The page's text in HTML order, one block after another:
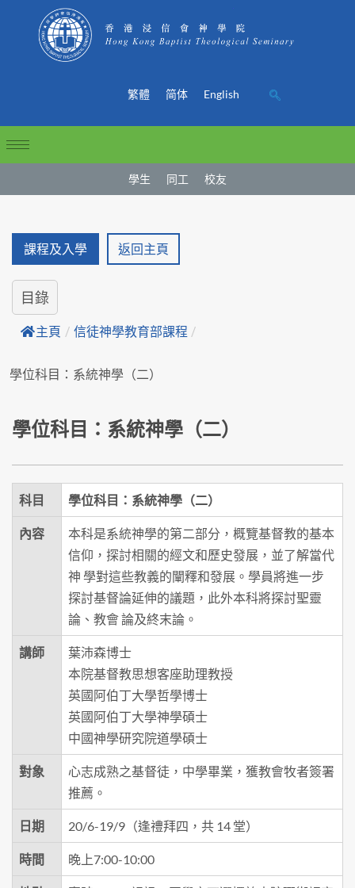
繁體 简体 English
學生 同工 校友
課程及入學 返回主頁
目錄
主頁 / 信徒神學教育部課程 /
學位科目：系統神學（二）
學位科目：系統神學（二）
科目 學位科目：系統神學（二）
內容
本科是系統神學的第二部分，概覽基督教的基本
信仰，探討相關的經文和歷史發展，並了解當代
神 學對這些教義的闡釋和發展。學員將進一步
探討基督論延伸的議題，此外本科將探討聖靈
論、教會 論及終末論。
講師
葉沛森博士
本院基督教思想客座助理教授
英國阿伯丁大學哲學博士
英國阿伯丁大學神學碩士
中國神學研究院道學碩士
對象
心志成熟之基督徒，中學畢業，獲教會牧者簽署
推薦。
日期 20/6-19/9（逢禮拜四，共 14 堂）
時間 晚上7:00-10:00